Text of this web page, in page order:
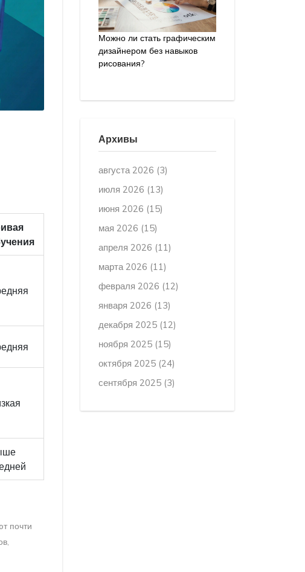
почти
Можно ли стать графическим
дизайнером без навыков
рисования?
Архивы
августа 2026 (3)
июля 2026 (13)
июня 2026 (15)
мая 2026 (15)
апреля 2026 (11)
марта 2026 (11)
февраля 2026 (12)
января 2026 (13)
декабря 2025 (12)
ноября 2025 (15)
октября 2025 (24)
сентября 2025 (3)